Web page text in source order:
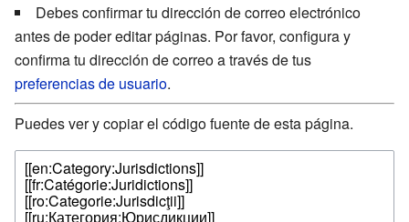
Debes confirmar tu dirección de correo electrónico
antes de poder editar páginas. Por favor, configura y
confirma tu dirección de correo a través de tus
preferencias de usuario.
Puedes ver y copiar el código fuente de esta página.